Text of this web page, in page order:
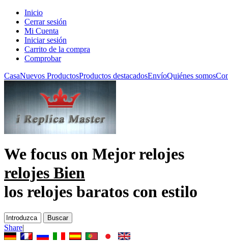
Inicio
Cerrar sesión
Mi Cuenta
Iniciar sesión
Carrito de la compra
Comprobar
CasaNuevos ProductosProductos destacadosEnvíoQuiénes somos
We focus on Mejor relojes
relojes Bien
los relojes baratos con estilo
Share|